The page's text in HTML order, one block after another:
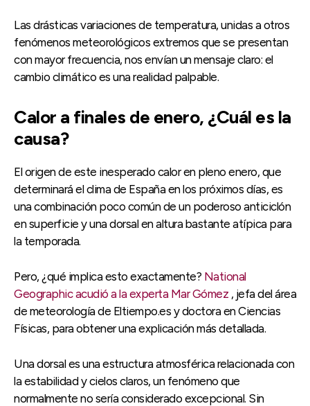
Las drásticas variaciones de temperatura, unidas a otros
fenómenos meteorológicos extremos que se presentan
con mayor frecuencia, nos envían un mensaje claro: el
cambio climático es una realidad palpable.
Calor a finales de enero, ¿Cuál es la
causa?
El origen de este inesperado calor en pleno enero, que
determinará el clima de España en los próximos días, es
una combinación poco común de un poderoso anticiclón
en superficie y una dorsal en altura bastante atípica para
la temporada.
Pero, ¿qué implica esto exactamente? National
Geographic acudió a la experta Mar Gómez , jefa del área
de meteorología de Eltiempo.es y doctora en Ciencias
Físicas, para obtener una explicación más detallada.
Una dorsal es una estructura atmosférica relacionada con
la estabilidad y cielos claros, un fenómeno que
normalmente no sería considerado excepcional. Sin